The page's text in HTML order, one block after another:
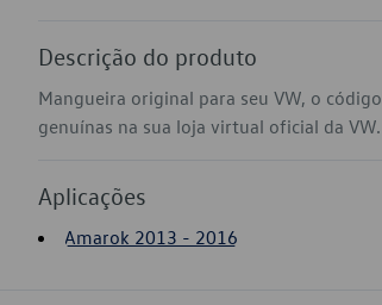
Descrição do produto
Mangueira original para seu VW, o
genuínas na sua loja virtual oficial da VW.
Aplicações
Amarok 2013 - 2016